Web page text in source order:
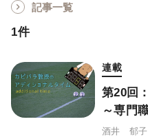
記事一覧
1件
連載
第20回
～専門
酒井 郁子